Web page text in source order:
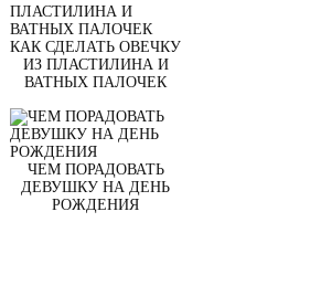
КАК СДЕЛАТЬ ОВЕЧКУ
ИЗ ПЛАСТИЛИНА И
ВАТНЫХ ПАЛОЧЕК
ЧЕМ ПОРАДОВАТЬ
ДЕВУШКУ НА ДЕНЬ
РОЖДЕНИЯ